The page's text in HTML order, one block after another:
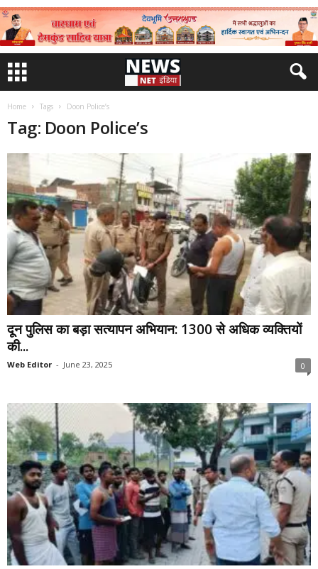
Home Tags Doon Police’s
Tag: Doon Police’s
दून पुलिस का बड़ा सत्यापन अभियान: 1300 से अधिक व्यक्तियों
की...
Web Editor - June 23, 2025 0